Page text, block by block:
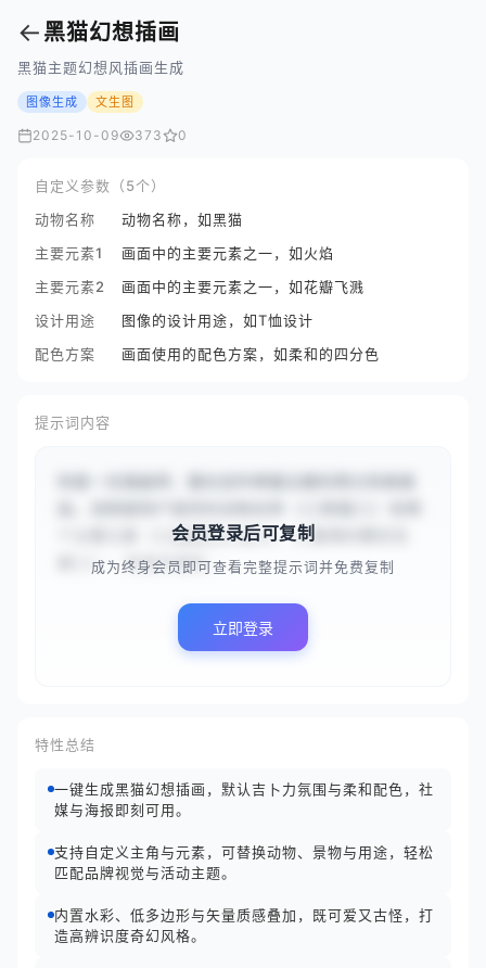
← 黑猫幻想插画
黑猫主题幻想风插画生成
图像生成 文生图
2025-10-09 373 0
自定义参数（5个）
动物名称
动物名称，如黑猫
主要元素1
画面中的主要元素之一，如火焰
主要元素2
画面中的主要元素之一，如花瓣飞溅
设计用途
图像的设计用途，如T恤设计
配色方案
画面使用的配色方案，如柔和的四分色
提示词内容
个主要元素（{{幽蓝色火焰}}、{{飘落的樱花花
瓣}}），构思并描绘...
会员登录后可复制
成为终身会员即可查看完整提示词并免费复制
立即登录
特性总结
一键生成黑猫幻想插画，默认吉卜力氛围与柔和配色，社
媒与海报即刻可用。
支持自定义主角与元素，可替换动物、景物与用途，轻松
匹配品牌视觉与活动主题。
内置水彩、低多边形与矢量质感叠加，既可爱又古怪，打
造高辨识度奇幻风格。